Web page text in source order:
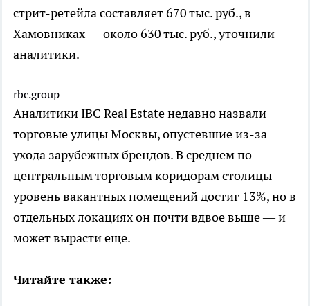
стрит-ретейла составляет 670 тыс. руб., в
Хамовниках — около 630 тыс. руб., уточнили
аналитики.
rbc.group
Аналитики IBC Real Estate недавно назвали
торговые улицы Москвы, опустевшие из-за
ухода зарубежных брендов. В среднем по
центральным торговым коридорам столицы
уровень вакантных помещений достиг 13%, но в
отдельных локациях он почти вдвое выше — и
может вырасти еще.
Читайте также: